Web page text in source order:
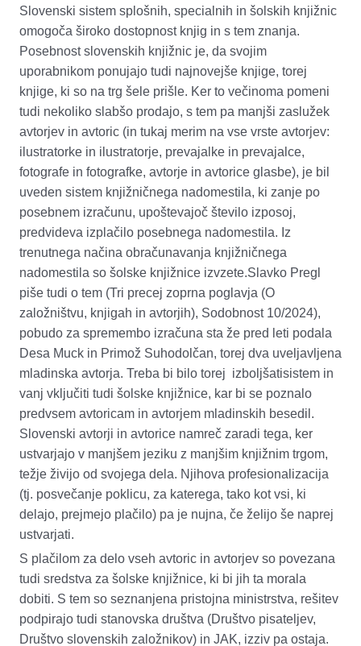
Slovenski sistem splošnih, specialnih in šolskih knjižnic
omogoča široko dostopnost knjig in s tem znanja.
Posebnost slovenskih knjižnic je, da svojim
uporabnikom ponujajo tudi najnovejše knjige, torej
knjige, ki so na trg šele prišle. Ker to večinoma pomeni
tudi nekoliko slabšo prodajo, s tempa manjši zaslužek
avtorjev in avtoric (in tukaj merim na vse vrste avtorjev:
ilustratorke in ilustratorje, prevajalke in prevajalce,
fotografe in fotografke, avtorje in avtorice glasbe), je bil
uveden sistem knjižničnega nadomestila, ki zanje po
posebnem izračunu, upoštevajočštevilo izposoj,
predvideva izplačilo posebnega nadomestila. Iz
trenutnega načina obračunavanja knjižničnega
nadomestila so šolske knjižnice izvzete.Slavko Pregl
piše tudi o tem (Tri precej zoprna poglavja (O
založništvu, knjigah in avtorjih), Sodobnost 10/2024),
pobudo za spremembo izračuna sta že pred leti podala
Desa Muck in Primož Suhodolčan, torej dva uveljavljena
mladinska avtorja. Treba bi bilo torej izboljšatisistem in
vanj vključiti tudi šolske knjižnice, kar bi se poznalo
predvsem avtoricam in avtorjem mladinskih besedil.
Slovenski avtorji in avtorice namreč zaradi tega, ker
ustvarjajo v manjšem jeziku z manjšim knjižnim trgom,
težje živijo od svojega dela. Njihova profesionalizacija
(tj. posvečanje poklicu, za katerega, tako kot vsi, ki
delajo, prejmejo plačilo) pa je nujna, če želijo še naprej
ustvarjati.
S plačilom za delo vseh avtoric in avtorjev so povezana
tudi sredstva za šolske knjižnice, ki bi jih ta morala
dobiti. S tem so seznanjena pristojna ministrstva, rešitev
podpirajo tudi stanovska društva (Društvo pisateljev,
Društvo slovenskih založnikov) in JAK, izziv pa ostaja.